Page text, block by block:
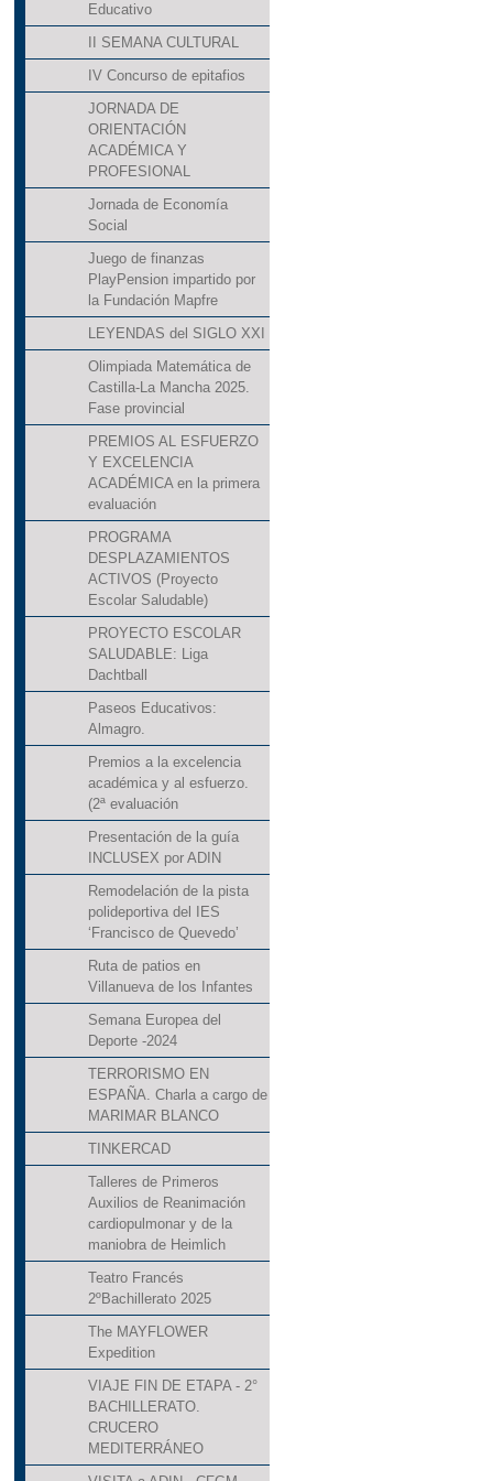
Educativo
II SEMANA CULTURAL
IV Concurso de epitafios
JORNADA DE
ORIENTACIÓN
ACADÉMICA Y
PROFESIONAL
Jornada de Economía
Social
Juego de finanzas
PlayPension impartido por
la Fundación Mapfre
LEYENDAS del SIGLO XXI
Olimpiada Matemática de
Castilla-La Mancha 2025.
Fase provincial
PREMIOS AL ESFUERZO
Y EXCELENCIA
ACADÉMICA en la primera
evaluación
PROGRAMA
DESPLAZAMIENTOS
ACTIVOS (Proyecto
Escolar Saludable)
PROYECTO ESCOLAR
SALUDABLE: Liga
Dachtball
Paseos Educativos:
Almagro.
Premios a la excelencia
académica y al esfuerzo.
(2ª evaluación
Presentación de la guía
INCLUSEX por ADIN
Remodelación de la pista
polideportiva del IES
‘Francisco de Quevedo’
Ruta de patios en
Villanueva de los Infantes
Semana Europea del
Deporte -2024
TERRORISMO EN
ESPAÑA. Charla a cargo de
MARIMAR BLANCO
TINKERCAD
Talleres de Primeros
Auxilios de Reanimación
cardiopulmonar y de la
maniobra de Heimlich
Teatro Francés
2ºBachillerato 2025
The MAYFLOWER
Expedition
VIAJE FIN DE ETAPA - 2°
BACHILLERATO.
CRUCERO
MEDITERRÁNEO